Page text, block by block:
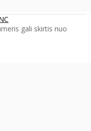
gali skirtis nuo